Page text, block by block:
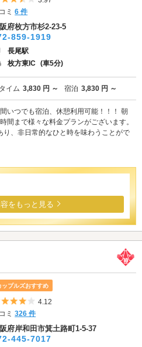
ミ6 件
府枚方市杉2-23-5
859-1919
長尾駅
枚方東IC (車5分)
イム 3,830 円 ～ 宿泊 3,830 円 ～
いつでも宿泊、休憩利用可能！！！ 朝
間まで様々な料金プランがございます。
、非日常的なひと時を味わうことがで
をもっと見る
ップルズおすすめ
5つ星のうち4
4.12
ミ326 件
府岸和田市箕土路町1-5-37
445-7017